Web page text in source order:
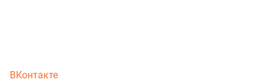
ВКонтакте